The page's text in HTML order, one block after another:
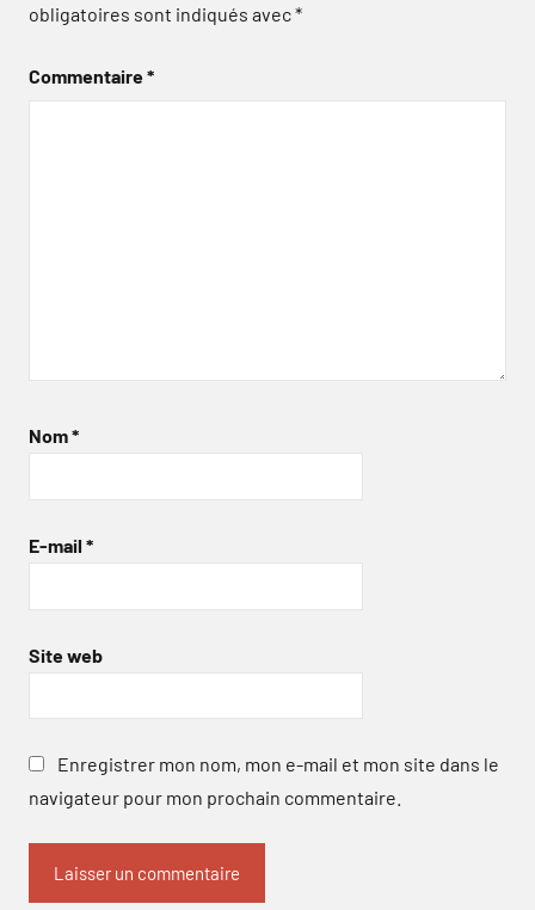
obligatoires sont indiqués avec*
Commentaire*
Nom*
E-mail *
Site web
Enregistrer mon nom, mon e-mail et mon site dans le
navigateur pour mon prochain commentaire.